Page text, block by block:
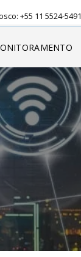
+55 11 5524-5491